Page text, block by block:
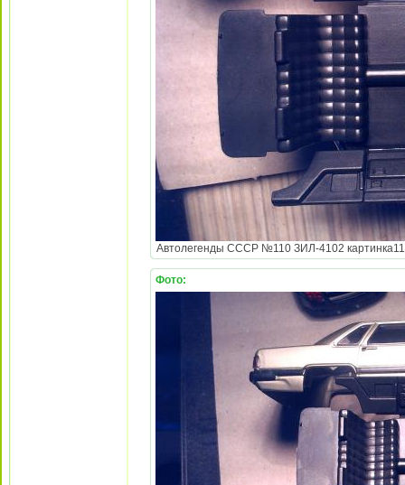
Автолегенды СССР №110 ЗИЛ-4102
Фото: